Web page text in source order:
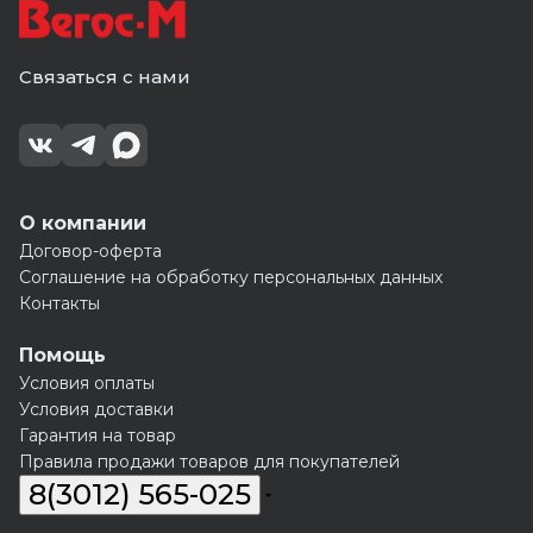
Связаться с нами
О компании
Договор-оферта
Соглашение на обработку персональных данных
Контакты
Помощь
Условия оплаты
Условия доставки
Гарантия на товар
Правила продажи товаров для покупателей
8(3012) 565-025